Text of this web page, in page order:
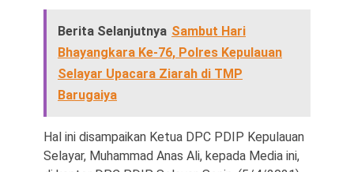
Berita Selanjutnya Sambut Hari
Bhayangkara Ke-76, Polres Kepulauan
Selayar Upacara Ziarah di TMP
Barugaiya
Hal ini disampaikan Ketua DPC PDIP Kepulauan
Selayar, Muhammad Anas Ali, kepada Media ini,